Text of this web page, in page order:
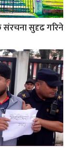
संरचना सुदृढ गरिने